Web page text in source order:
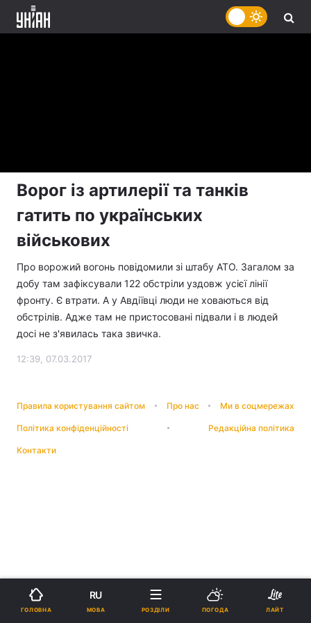
Ворог із артилерії та танків
гатить по українських
військових
Про ворожий вогонь повідомили зі штабу АТО. Загалом за
добу там зафіксували 122 обстріли уздовж усієї лінії
фронту. Є втрати. А у Авдіївці люди не ховаються від
обстрілів. Адже там не пристосовані підвали і в людей
досі не з'явилась така звичка.
12:39, 07.03.2017
Правила користування сайтом Про нас Ми в соцмережах
Політика конфіденційності Редакційна політика
Контакти
ГОЛОВНА
RU
МОВА РОЗДІЛИ ПОГОДА ЛАЙТ